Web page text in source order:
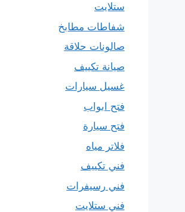
ستلايت
شفاطات مطابخ
صالونات حلاقة
صيانة تكييف
غسيل سيارات
فتح ابواب
فتح سيارة
فلاتر مياه
فني تكييف
فني رسيفرات
فني ستلايت